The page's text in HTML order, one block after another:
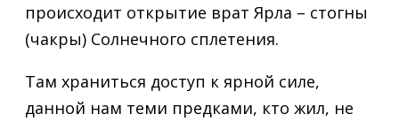
происходит открытие врат Ярла – стогны
(чакры) Солнечного сплетения.
Там храниться доступ к ярной силе,
данной нам теми предками, кто жил, не